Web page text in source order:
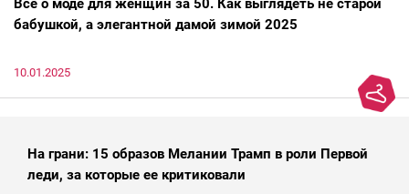
Всё о моде для женщин за 50. Как выглядеть не старой
бабушкой, а элегантной дамой зимой 2025
10.01.2025
На грани: 15 образов Мелании Трамп в роли Первой
леди, за которые ее критиковали